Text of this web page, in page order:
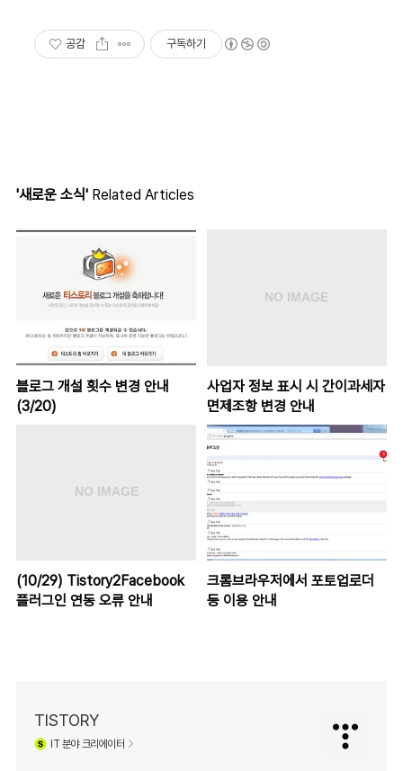
공감 구독하기
'새로운 소식' Related Articles
블로그 개설 횟수 변경 안내
(3/20)
사업자 정보 표시 시 간이과세자
면제조항 변경 안내
(10/29) Tistory2Facebook
플러그인 연동 오류 안내
크롬브라우저에서 포토업로더
등 이용 안내
TISTORY
IT 분야 크리에이터